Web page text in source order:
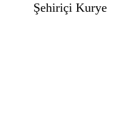
Şehiriçi Kurye